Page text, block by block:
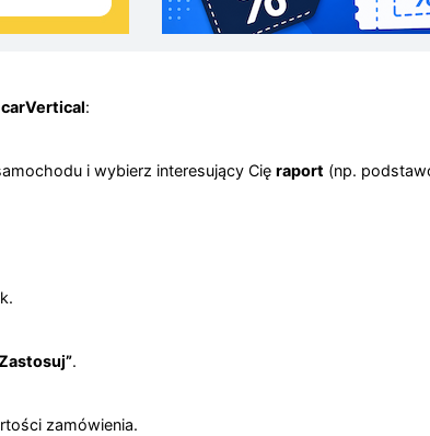
carVertical:
i wybierz interesujący Cię raport (np.
.
zamówienia.